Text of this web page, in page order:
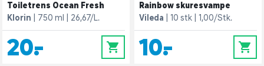
Toiletrens Ocean Fresh
Klorin
750 ml 26,67/L.
20,- 0
Rainbow skuresvampe
Vileda
10 stk 1,00/Stk.
10,- 0